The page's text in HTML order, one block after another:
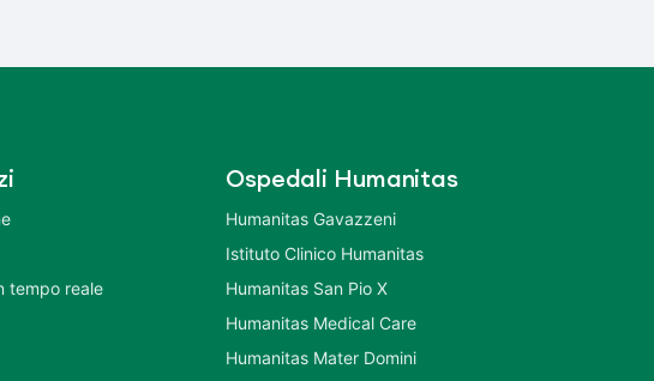
tempo reale
Ospedali Humanitas
Humanitas Gavazzeni
Istituto Clinico Humanitas
Humanitas San Pio X
Humanitas Medical Care
Humanitas Mater Domini